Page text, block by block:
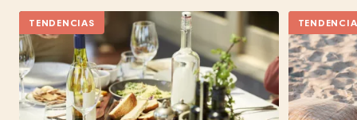
TENDENCIAS